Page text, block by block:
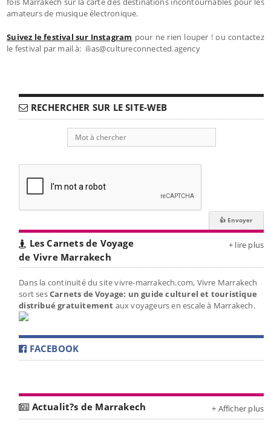
amateurs de musique électronique.
Suivez le festival sur Instagram pour ne rien louper ! ou contactez
le festival par mail à: ilias@cultureconnected.agency
RECHERCHER SUR LE SITE-WEB
Les Carnets de Voyage
de Vivre Marrakech
+ lire plus
Dans la continuité du site vivre-marrakech.com, Vivre Marrakech
sort sesCarnets de Voyage: un guide culturel et touristique
distribué gratuitement aux voyageurs en escale à Marrakech.
FACEBOOK
Actualit?s de Marrakech + Afficher plus